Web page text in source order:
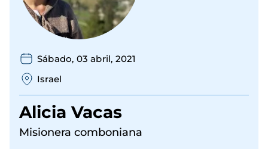
Sábado, 03 abril, 2021
Israel
Alicia Vacas
Misionera comboniana